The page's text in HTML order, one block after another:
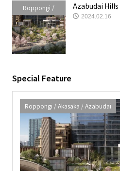
Roppongi /
Akasaka /
Azabudai
Azabudai Hills
2024.02.16
Special Feature
Roppongi / Akasaka / Azabudai